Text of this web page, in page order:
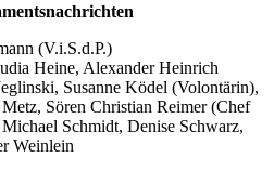
(V.i.S.d.P.)
Heine, Alexander Heinrich
Susanne Ködel (Volontärin),
Sören Christian Reimer (Chef
Schmidt, Denise Schwarz,
Weinlein